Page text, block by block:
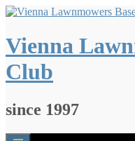
Springe
Inhalt
Vienna
Club
since 1997